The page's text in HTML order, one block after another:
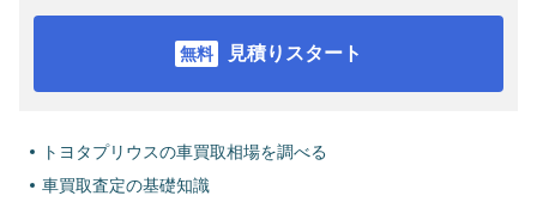
見積りスタート
トヨタプリウスの車買取相場を調べる
車買取査定の基礎知識